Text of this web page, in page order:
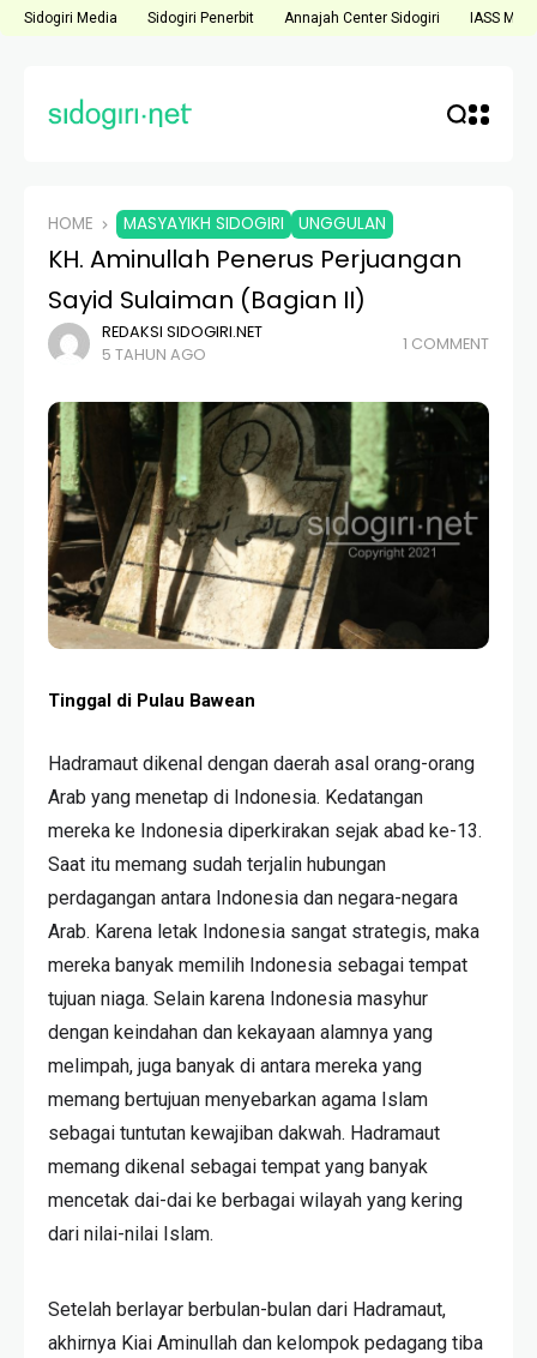
Sidogiri Media Sidogiri Penerbit Annajah Center Sidogiri IASS
HOME MASYAYIKH SIDOGIRI UNGGULAN
KH. Aminullah Penerus Perjuangan
Sayid Sulaiman (Bagian II)
REDAKSI SIDOGIRI.NET
5 TAHUN AGO
1 COMMENT
Tinggal di Pulau Bawean
Hadramaut dikenal dengan daerah asal orang-orang
Arab yang menetap di Indonesia. Kedatangan
mereka ke Indonesia diperkirakan sejak abad ke-13.
Saat itu memang sudah terjalin hubungan
perdagangan antara Indonesia dan negara-negara
Arab. Karena letak Indonesia sangat strategis, maka
mereka banyak memilih Indonesia sebagai tempat
tujuan niaga. Selain karena Indonesia masyhur
dengan keindahan dan kekayaan alamnya yang
melimpah, juga banyak di antara mereka yang
memang bertujuan menyebarkan agama Islam
sebagai tuntutan kewajiban dakwah. Hadramaut
memang dikenal sebagai tempat yang banyak
mencetak dai-dai ke berbagai wilayah yang kering
dari nilai-nilai Islam.
Setelah berlayar berbulan-bulan dari Hadramaut,
akhirnya Kiai Aminullah dan kelompok pedagang tiba